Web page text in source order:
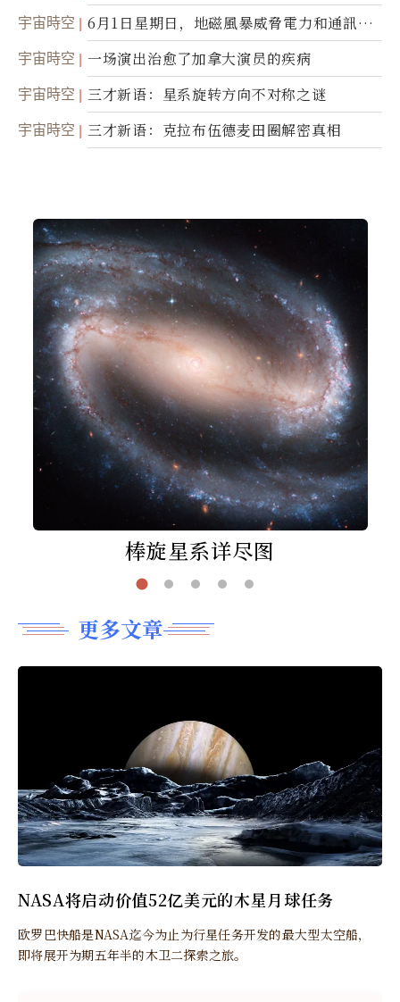
世；希腊僧侣预言以色列的进攻
宇宙時空
6月1日星期日，地磁風暴威脅電力和通訊基
礎設施
宇宙時空 一场演出治愈了加拿大演员的疾病
宇宙時空 三才新语：星系旋转方向不对称之谜
宇宙時空 三才新语：克拉布伍德麦田圈解密真相
棒旋星系详尽图
更多文章
NASA将启动价值52亿美元的木星月球任务
欧罗巴快船是NASA迄今为止为行星任务开发的最大型太空船，
即将展开为期五年半的木卫二探索之旅。